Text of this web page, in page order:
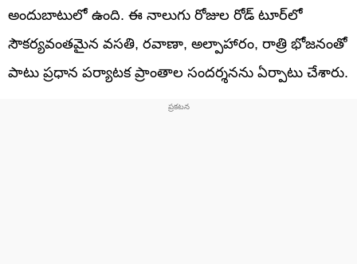
అందుబాటులో ఉంది. ఈ నాలుగు రోజుల రోడ్ టూర్‌లో
సౌకర్యవంతమైన వసతి, రవాణా, అల్పాహారం, రాత్రి భోజనంతో
పాటు ప్రధాన పర్యాటక ప్రాంతాల సందర్శనను ఏర్పాటు చేశారు.